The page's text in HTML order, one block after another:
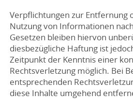
Verpflichtungen zur Entfernung
Nutzung von Informationen
Gesetzen bleiben hiervon
diesbezügliche Haftung ist
Zeitpunkt der Kenntnis einer
Rechtsverletzung möglich. Bei
entsprechenden
diese Inhalte umgehend